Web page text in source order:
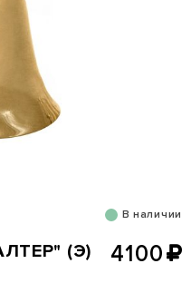
В наличии
(Э) 4100